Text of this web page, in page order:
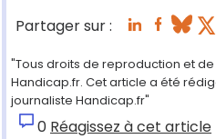
Partager sur :
"Tous droits de reproduction et
Handicap.fr. Cet article a été
journaliste Handicap.fr"
0 Réagissez à cet article